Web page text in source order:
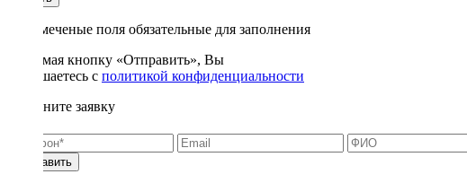
* - отмеченые поля обязательные для заполнения
Нажимая кнопку «Отправить», Вы
соглашаетесь с политикой конфиденциальности
Заполните заявку
Отправить